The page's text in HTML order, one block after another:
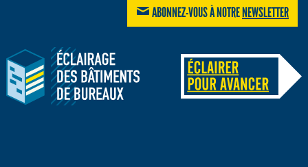
ABONNEZ-VOUS À NOTRENEWSLETTER